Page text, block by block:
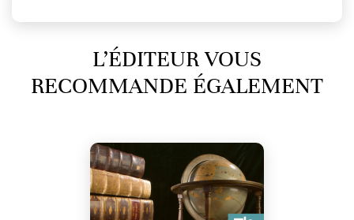
L’ÉDITEUR VOUS
RECOMMANDE ÉGALEMENT